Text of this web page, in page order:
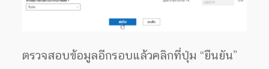
ตรวจสอบข้อมูลอีกรอบแล้วคลิกที่ปุ่ม “ยืนยัน”